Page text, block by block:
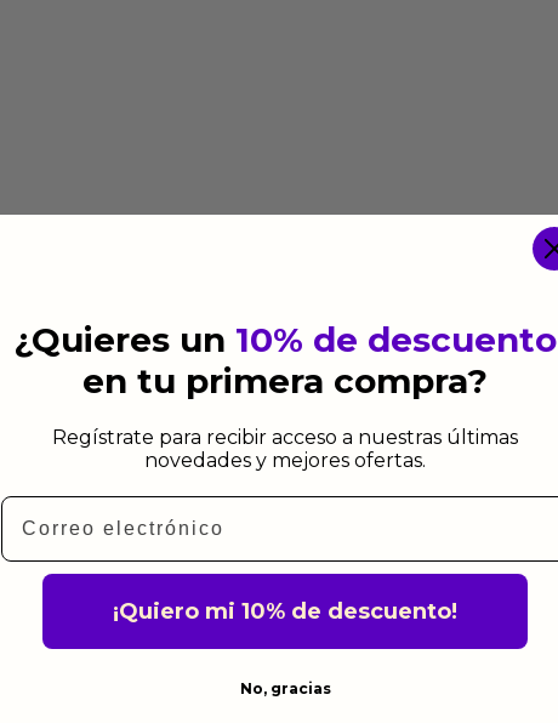
¿Quieres un 10% de descuento
en tu primera compra?
Regístrate para recibir acceso a nuestras últimas
novedades y mejores ofertas.
Email
¡Quiero mi 10% de descuento!
No, gracias